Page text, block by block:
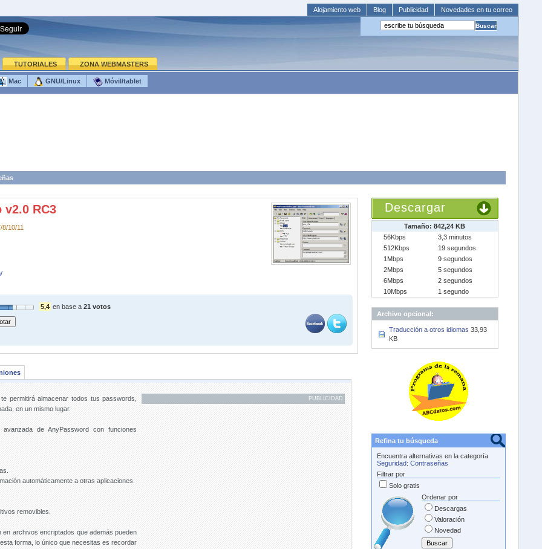
Alojamiento web Blog Publicidad Novedades en tu correo
TUTORIALES ZONA WEBMASTERS
Mac GNU/Linux Móvil/tablet
RC3
10/11
5,4 en base a 21 votos
PUBLICIDAD
permitirá almacenar todos tus passwords,
en un mismo lugar.
de AnyPassword con funciones
automáticamente a otras aplicaciones.
removibles.
archivos encriptados que además pueden
forma, lo único que necesitas es recordar
Descargar
Tamaño: 842,24 KB
56Kbps
3,3 minutos
512Kbps
19 segundos
1Mbps
9 segundos
2Mbps
5 segundos
6Mbps
2 segundos
10Mbps
1 segundo
Archivo opcional:
Traducción a otros idiomas 33,93
KB
Refina tu búsqueda
Encuentra alternativas en la categoría
Seguridad: Contraseñas
Filtrar por
Solo gratis
Ordenar por
Descargas
Valoración
Novedad